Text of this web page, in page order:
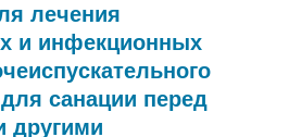
лечения
и инфекционных
санации перед
другими